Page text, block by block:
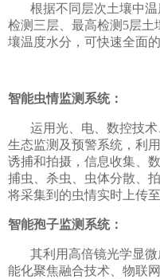
根据不同层次土壤中
检测三层、最高检测5层土
壤温度水分，可快速全面
智能虫情监测系统：
运用光、电、数控技
生态监测及预警系统，利
诱捕和拍摄，信息收集、
捕虫、杀虫、虫体分散、
将采集到的虫情实时上传
智能孢子监测系统：
其利用高倍镜光学显
能化聚焦融合技术、物联